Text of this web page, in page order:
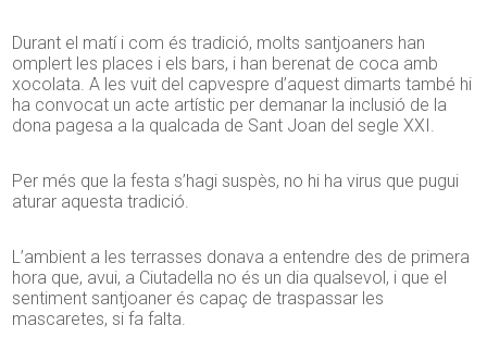
Durant el matí i com és tradició, molts santjoaners han
omplert les places i els bars, i han berenat de coca amb
xocolata. A les vuit del capvespre d’aquest dimarts també hi
ha convocat un acte artístic per demanar la inclusió de la
dona pagesa a la qualcada de Sant Joan del segle XXI.
Per més que la festa s’hagi suspès, no hi ha virus que pugui
aturar aquesta tradició.
L’ambient a les terrasses donava a entendre des de primera
hora que, avui, a Ciutadella no és un dia qualsevol, i que el
sentiment santjoaner és capaç de traspassar les
mascaretes, si fa falta.